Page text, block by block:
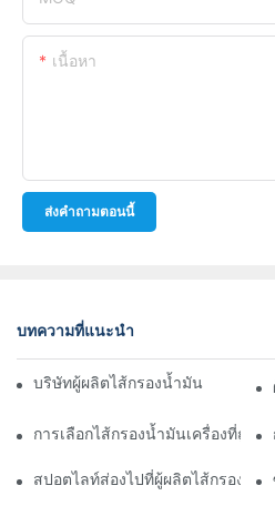
เนื้อหา
ส่งคำถามตอนนี้
บทความที่แนะนำ
บริษัทผู้ผลิตไส้กรองน้ำมันชั้นนำ: ภ
การเลือกไส้กรองน้ำมันเครื่องที่ถู
สปอตไลท์ส่องไปที่ผู้ผลิตไส้กรองน้